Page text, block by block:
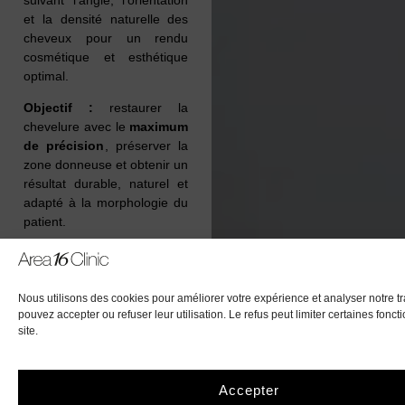
Nous utilisons des cookies pour améliorer votre expérience et analyser notre
pouvez accepter ou refuser leur utilisation. Le refus peut limiter certaines
site.
Accepter
et la densité naturelle des
cheveux pour un rendu
cosmétique et esthétique
optimal.
Objectif : restaurer la
chevelure avec le maximum
de précision , préserver la
zone donneuse et obtenir un
résultat durable, naturel et
adapté à la morphologie du
patient.